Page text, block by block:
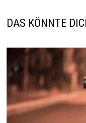
DAS KÖNNTE